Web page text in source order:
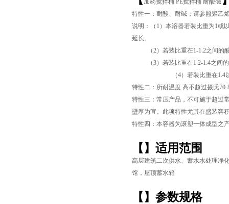
加药搅拌桶 PE搅拌桶 耐酸碱
特性一：耐酸、耐碱；请参照聚乙
说明：（1）本溶器若装比重为1或
延长。
（2）若装比重在1-1.2之间的酸
（3）若装比重在1.2-1.4之间的
（4）若装比重在1.4以上
特性二：所耐温度 高不超过摄氏
特性三：常压产品，不可施于超过
壁厚为宜。此项特性尤其在盛装容
特性四：本容器为滚塑一体成型之
【 】适用范围
高层建筑二次供水、蓄水水处理净
馆，屋顶蓄水箱
【 】参数规格